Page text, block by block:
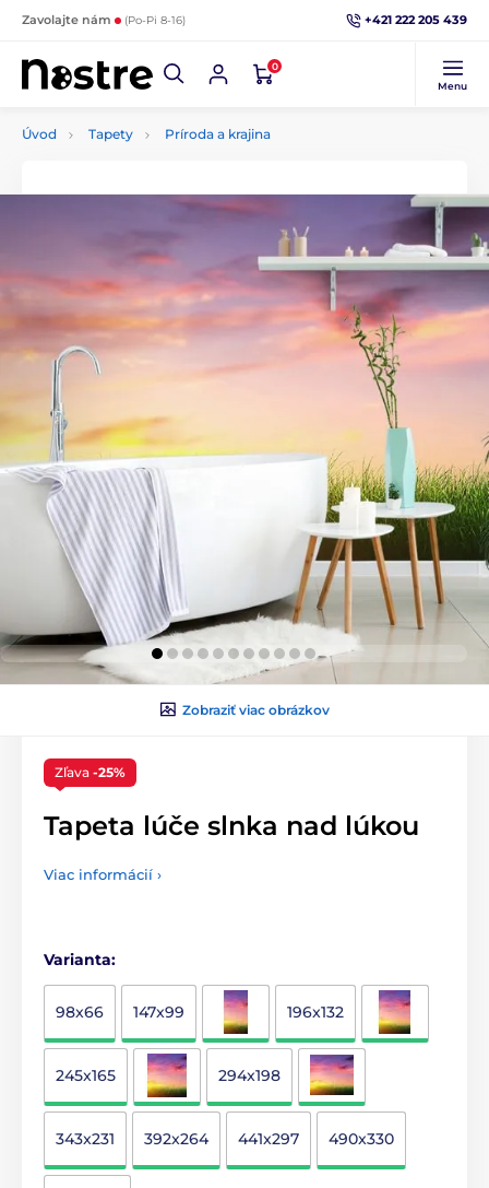
Zavolajte nám (Po-Pi 8-16) +421 222 205 439
0
Menu
Úvod Tapety Príroda a krajina
Zobraziť viac obrázkov
Zľava -25%
Tapeta lúče slnka nad lúkou
Viac informácií ›
Varianta:
98x66 147x99 196x132
245x165 294x198
343x231 392x264 441x297 490x330